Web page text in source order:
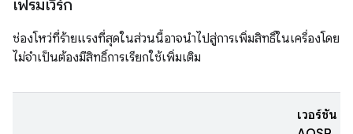
เฟรมเวิร์ก
ช่องโหว่ที่ร้ายแรงที่สุดในส่วนนี้อาจนำไปสู่การเพิ่มสิทธิ์ในเครื่องโดย
ไม่จำเป็นต้องมีสิทธิ์การเรียกใช้เพิ่มเติม
เวอร์ชัน